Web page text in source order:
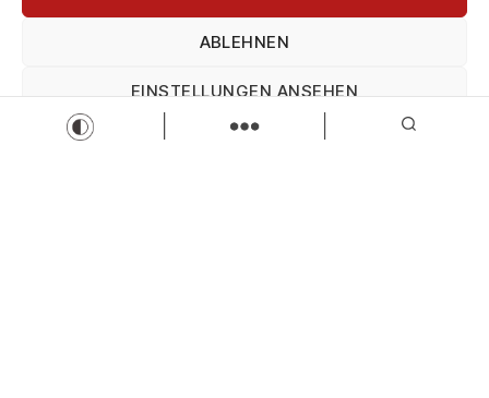
ABLEHNEN
EINSTELLUNGEN ANSEHEN
Impressum Impressum
Pflegekraft für den Nachtdienst
Load more